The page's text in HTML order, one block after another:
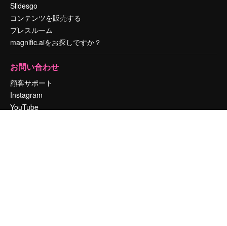
Slidesgo
コンテンツを販売する
プレスルーム
magnific.aiをお探しですか？
お問い合わせ
顧客サポート
Instagram
YouTube